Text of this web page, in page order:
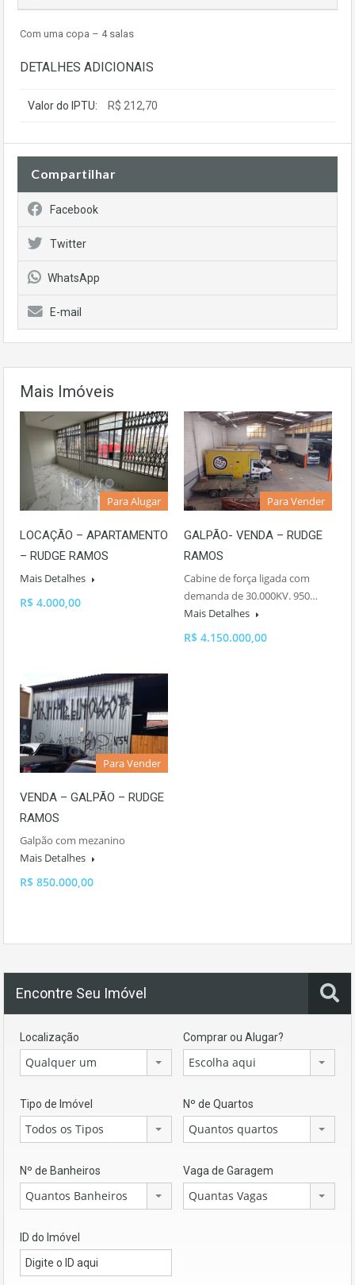
Com uma copa – 4 salas
DETALHES ADICIONAIS
Valor do IPTU: R$ 212,70
Compartilhar
Facebook
Twitter
WhatsApp
E-mail
Mais Imóveis
Para Alugar
LOCAÇÃO – APARTAMENTO
– RUDGE RAMOS
Mais Detalhes
R$ 4.000,00
Para Vender
GALPÃO- VENDA – RUDGE
RAMOS
Cabine de força ligada com
demanda de 30.000KV. 950…
Mais Detalhes
R$ 4.150.000,00
Para Vender
VENDA – GALPÃO – RUDGE
RAMOS
Galpão com mezanino
Mais Detalhes
R$ 850.000,00
Encontre Seu Imóvel
Localização
Qualquer um
Comprar ou Alugar?
Escolha aqui
Tipo de Imóvel
Todos os Tipos
Nº de Quartos
Quantos quartos
Nº de Banheiros
Quantos Banheiros
Vaga de Garagem
Quantas Vagas
ID do Imóvel